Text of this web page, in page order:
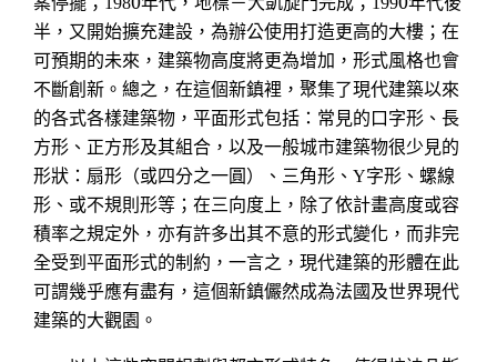
半 ，又開始擴充建設，為辦公使用打造更高的大樓；在
可預期的未來，建築物高度將更為增加，形式風格也會
不斷創新。總之，在這個新鎮裡，聚集了現代建築以來
的各式各樣建築物，平面形式包括：常見的口字形、長
方形、正方形及其組合，以及一般城市建築物很少見的
形狀：扇形（或四分之一圓）、三角形、 Y字形、螺線
形、或不規則形等；在三向度上，除了依計畫高度或容
積率之規定外，亦有許多出其不意的形式變化，而非完
全受到平面形式的制約，一言之，現代建築的形體在此
可謂幾乎應有盡有， 這個新鎮儼然成為法國及世界現代
建築的大觀園 。